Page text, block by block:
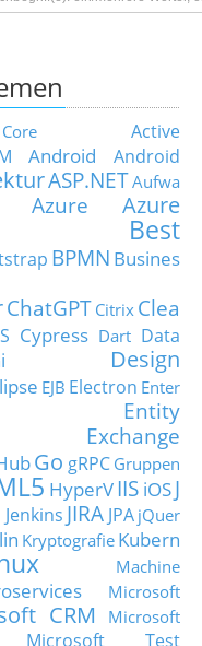
Active
Android
Android
ASP.NETAufwa
Azure
Azure
Best
BPMN Busines
ChatGPT Citrix Clea
Cypress Dart Data
Design
EJB Electron Enter
Entity
Exchange
Go gRPC Gruppen
HyperVIIS iOSJ
Jenkins JIRA JPA jQuer
Kryptografie Kubern
Machine
Microsoft
CRM
Microsoft
Microsoft Test